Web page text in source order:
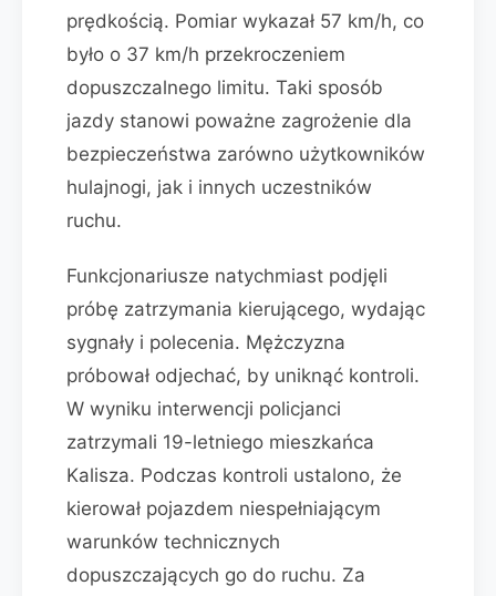
prędkością. Pomiar wykazał 57 km/h, co
było o 37 km/h przekroczeniem
dopuszczalnego limitu. Taki sposób
jazdy stanowi poważne zagrożenie dla
bezpieczeństwa zarówno użytkowników
hulajnogi, jak i innych uczestników
ruchu.
Funkcjonariusze natychmiast podjęli
próbę zatrzymania kierującego, wydając
sygnały i polecenia. Mężczyzna
próbował odjechać, by uniknąć kontroli.
W wyniku interwencji policjanci
zatrzymali 19-letniego mieszkańca
Kalisza. Podczas kontroli ustalono, że
kierował pojazdem niespełniającym
warunków technicznych
dopuszczających go do ruchu. Za